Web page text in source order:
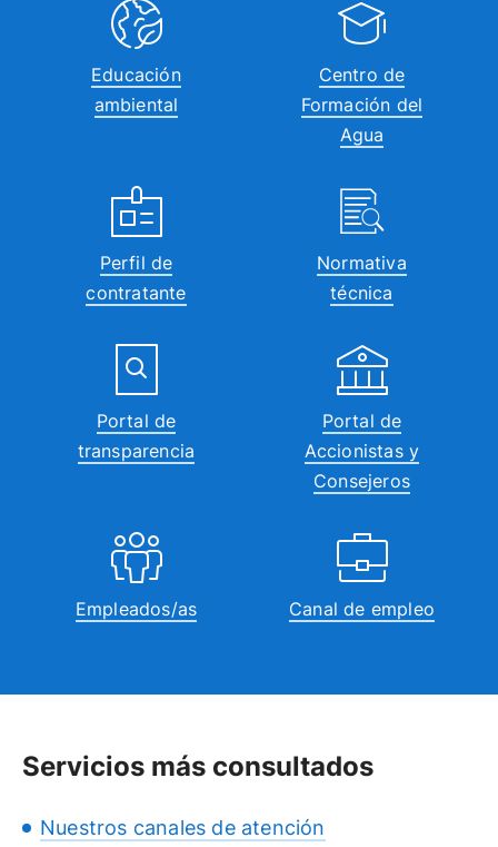
Educación
ambiental
Centro de
Formación del
Agua
Perfil de
contratante
Normativa
técnica
Portal de
transparencia
Portal de
Accionistas y
Consejeros
Empleados/as Canal de empleo
Servicios más consultados
Nuestros canales de atención